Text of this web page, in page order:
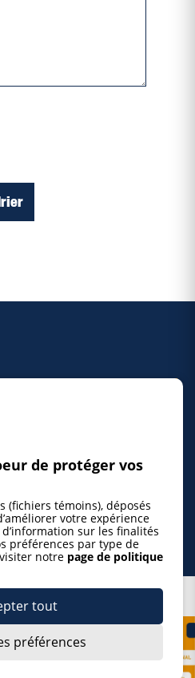
de confidentialité
de protéger vos
(fichiers témoins), déposés
votre expérience
sur les finalités
préférences par type de
notre page de politique
tout
préférences
au soutien financier du